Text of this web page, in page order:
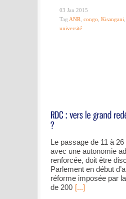
03 Jan 2015
Tag ANR congo Kisangani
université
Le passage de 11 à
avec une autonomie
renforcée, doit être
Parlement en début
réforme imposée par
de 200 [...]